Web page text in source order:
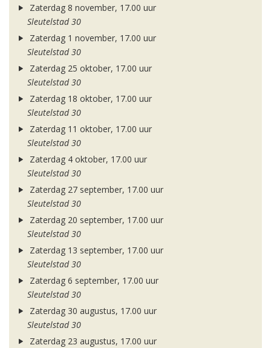
Zaterdag 8 november, 17.00 uur
Sleutelstad 30
Zaterdag 1 november, 17.00 uur
Sleutelstad 30
Zaterdag 25 oktober, 17.00 uur
Sleutelstad 30
Zaterdag 18 oktober, 17.00 uur
Sleutelstad 30
Zaterdag 11 oktober, 17.00 uur
Sleutelstad 30
Zaterdag 4 oktober, 17.00 uur
Sleutelstad 30
Zaterdag 27 september, 17.00 uur
Sleutelstad 30
Zaterdag 20 september, 17.00 uur
Sleutelstad 30
Zaterdag 13 september, 17.00 uur
Sleutelstad 30
Zaterdag 6 september, 17.00 uur
Sleutelstad 30
Zaterdag 30 augustus, 17.00 uur
Sleutelstad 30
Zaterdag 23 augustus, 17.00 uur